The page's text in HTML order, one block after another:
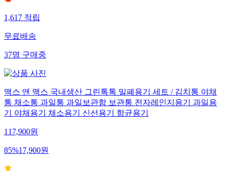
1,617적립
무료배송
37명구매중
맥스 앤 맥스 국내생산 그린톡톡 밀폐용기 세트 / 김치통 야채
통 채소통 과일통 과일보관함 보관통 전자레인지용기 과일용
기 야채용기 채소용기 신선용기 항균용기
117,900원
85%17,900원